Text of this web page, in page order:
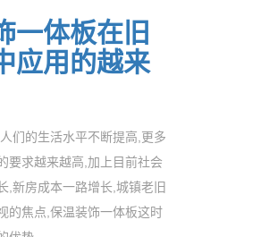
一体板在旧
应用的越来
们的生活水平不断提高,更多
要求越来越高,加上目前社会
,新房成本一路增长,城镇老旧
的焦点,保温装饰一体板这时